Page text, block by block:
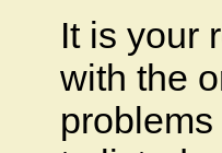
It is your
with the